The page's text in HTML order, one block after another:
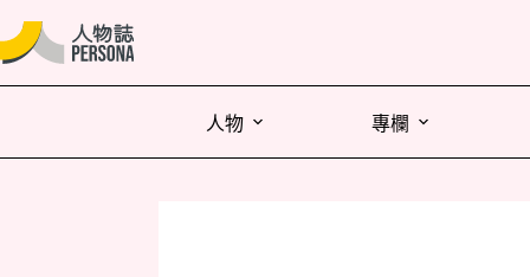
人物 專欄